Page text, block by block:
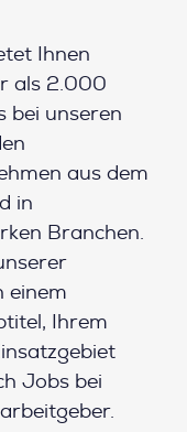
Ihnen
als 2.000
bei unseren
aus dem
in
Branchen.
einem
Ihrem
Jobs bei